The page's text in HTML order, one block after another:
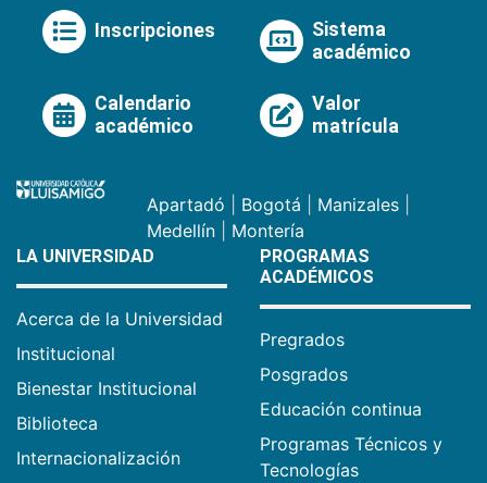
Inscripciones
Sistema
académico
Calendario
académico
Valor
matrícula
Apartadó Bogotá Manizales
Medellín
Montería
LA UNIVERSIDAD
Acerca de la Universidad
Institucional
Bienestar Institucional
Biblioteca
Internacionalización
PROGRAMAS
ACADÉMICOS
Pregrados
Posgrados
Educación continua
Programas Técnicos y
Tecnologías